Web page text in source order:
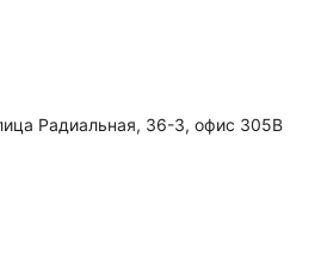
Радиальная, 36-3, офис 305В